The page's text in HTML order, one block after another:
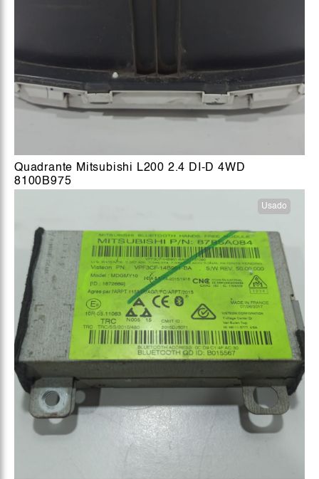
Quadrante Mitsubishi L200 2.4 DI-D 4WD
8100B975
Usado